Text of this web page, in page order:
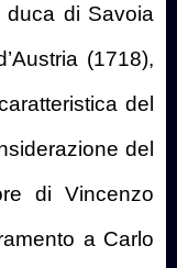
duca di Savoia
(1718),
del
del
di Vincenzo
a Carlo